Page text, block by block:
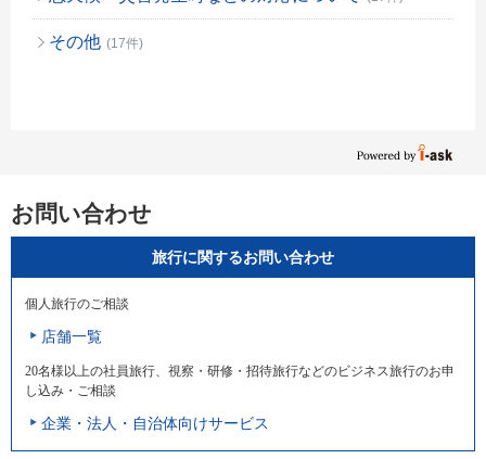
その他 (17件)
お問い合わせ
旅行に関するお問い合わせ
個人旅行のご相談
店舗一覧
20名様以上の社員旅行、視察・研修・招待旅行などのビジネス旅行のお申
し込み・ご相談
企業・法人・自治体向けサービス